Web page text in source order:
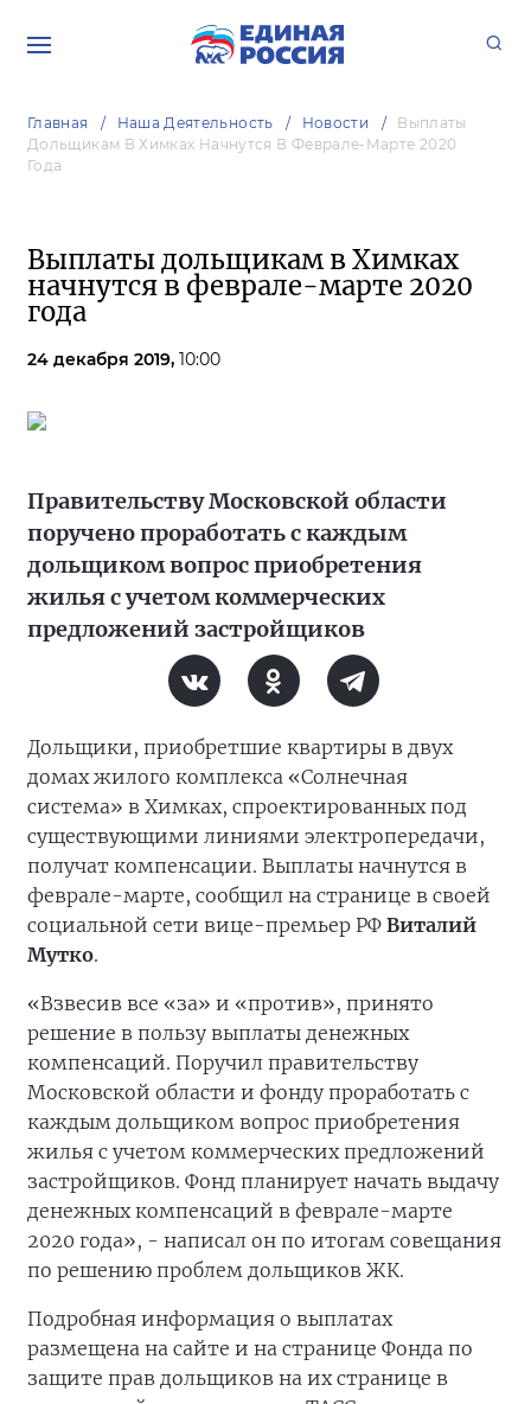
Главная Наша Деятельность Новости
Выплаты
Дольщикам В Химках Начнутся В Феврале-Марте 2020
Года
Выплаты дольщикам в Химках
начнутся в феврале-марте 2020
года
24 декабря 2019, 10:00
Правительству Московской области
поручено проработать с каждым
дольщиком вопрос приобретения
жилья с учетом коммерческих
предложений застройщиков
Дольщики, приобретшие квартиры в двух
домах жилого комплекса «Солнечная
система» в Химках, спроектированных под
существующими линиями электропередачи,
получат компенсации. Выплаты начнутся в
феврале-марте, сообщил на странице в своей
социальной сети вице-премьер РФ Виталий
Мутко.
«Взвесив все «за» и «против», принято
решение в пользу выплаты денежных
компенсаций. Поручил правительству
Московской области и фонду проработать с
каждым дольщиком вопрос приобретения
жилья с учетом коммерческих предложений
застройщиков. Фонд планирует начать выдачу
денежных компенсаций в феврале-марте
2020 года», - написал он по итогам совещания
по решению проблем дольщиков ЖК.
Подробная информация о выплатах
размещена на сайте и на странице Фонда по
защите прав дольщиков на их странице в